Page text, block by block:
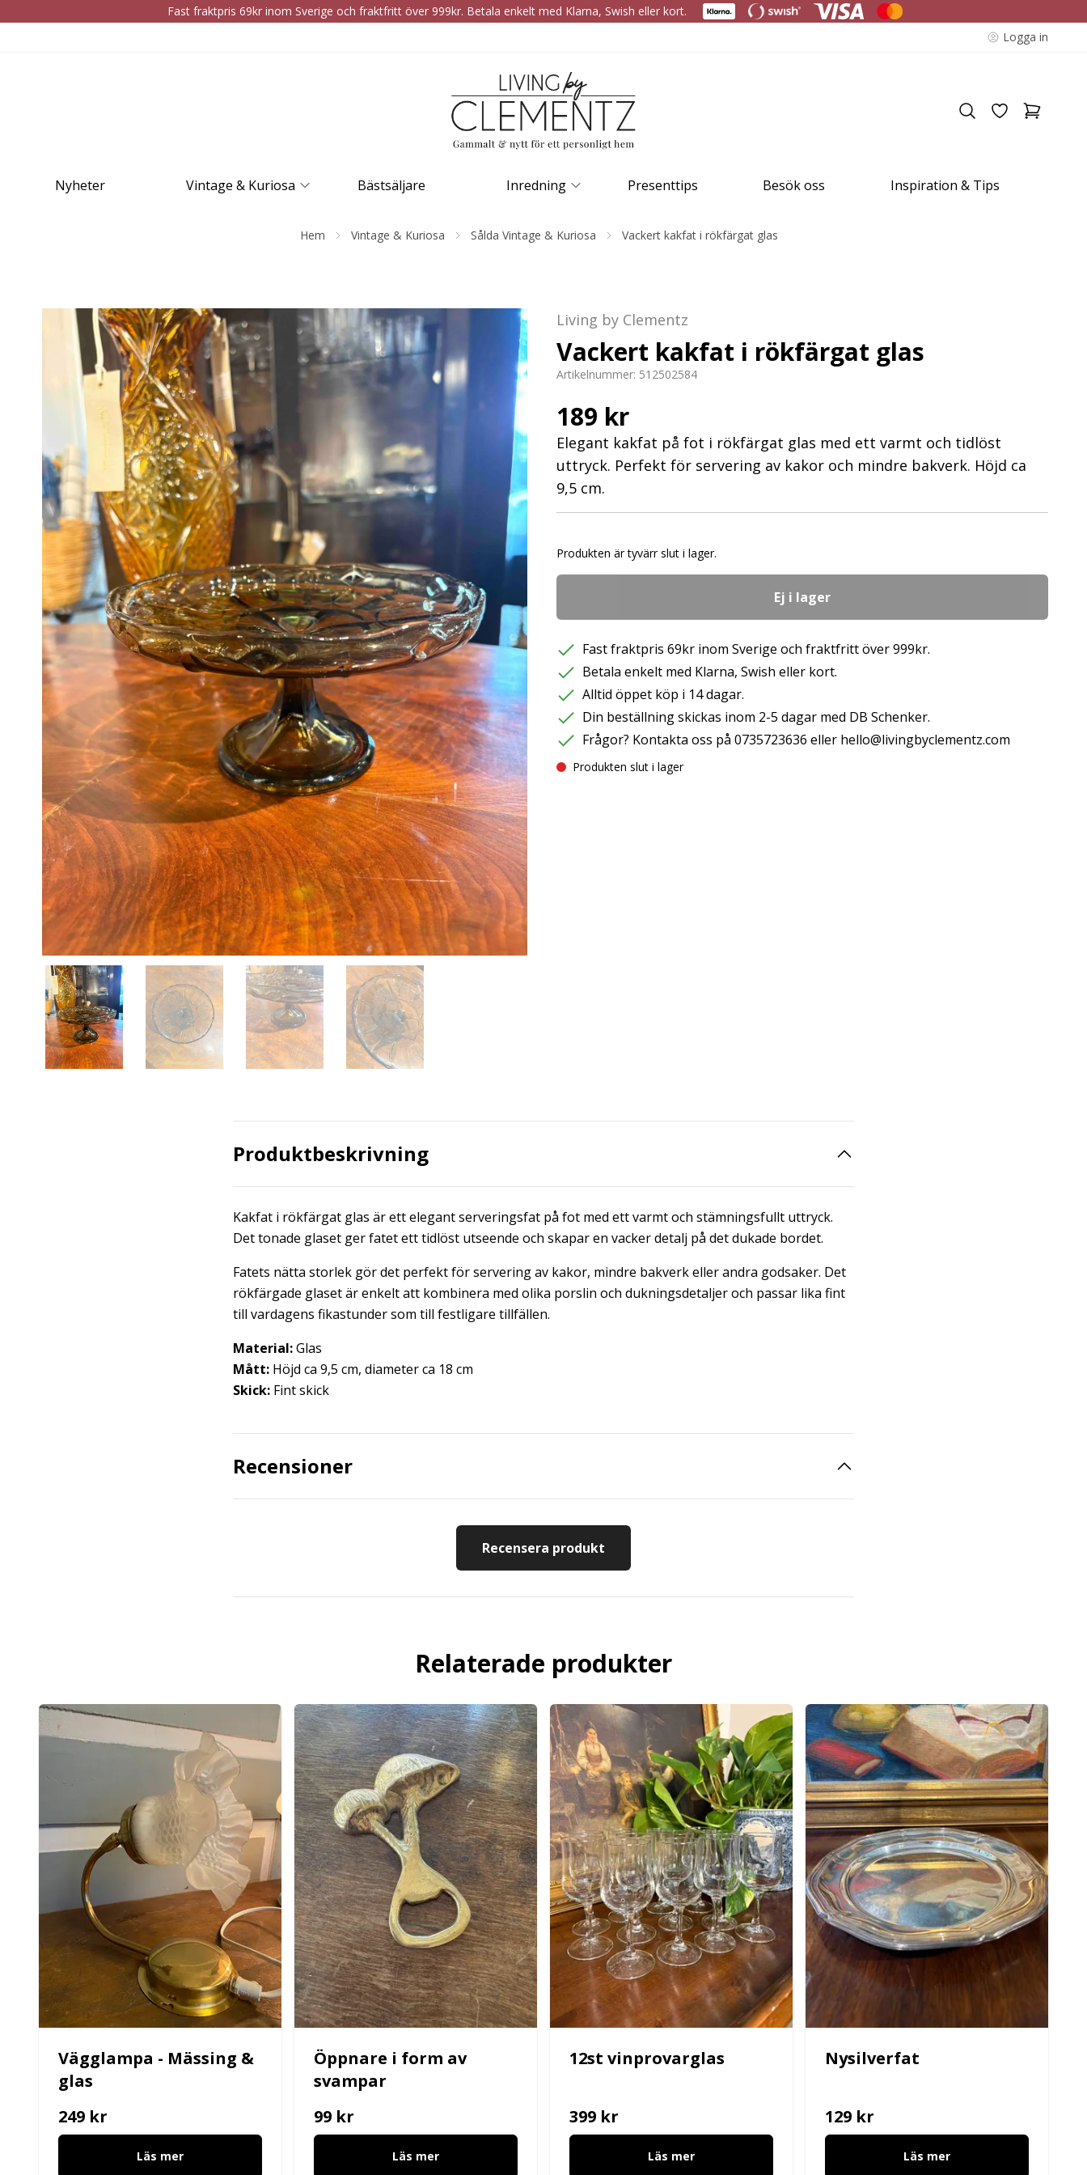
Fast fraktpris 69kr inom Sverige och fraktfritt över 999kr. Betala enkelt med Klarna, Swish eller kort.
Logga in
Nyheter Vintage & Kuriosa Bästsäljare Inredning Presenttips Besök oss Inspiration & Tips
Hem Vintage & Kuriosa Sålda Vintage & Kuriosa Vackert kakfat i rökfärgat glas
Living by Clementz
Vackert kakfat i rökfärgat glas
Artikelnummer: 512502584
189 kr
Elegant kakfat på fot i rökfärgat glas med ett varmt och tidlöst
uttryck. Perfekt för servering av kakor och mindre bakverk. Höjd ca
9,5 cm.
Produkten är tyvärr slut i lager.
Ej i lager
Fast fraktpris 69kr inom Sverige och fraktfritt över 999kr.
Betala enkelt med Klarna, Swish eller kort.
Alltid öppet köp i 14 dagar.
Din beställning skickas inom 2-5 dagar med DB Schenker.
Frågor? Kontakta oss på 0735723636 eller hello@livingbyclementz.com
Produkten slut i lager
Produktbeskrivning
Kakfat i rökfärgat glas är ett elegant serveringsfat på fot med ett varmt och stämningsfullt uttryck.
Det tonade glaset ger fatet ett tidlöst utseende och skapar en vacker detalj på det dukade bordet.
Fatets nätta storlek gör det perfekt för servering av kakor, mindre bakverk eller andra godsaker. Det
rökfärgade glaset är enkelt att kombinera med olika porslin och dukningsdetaljer och passar lika fint
till vardagens fikastunder som till festligare tillfällen.
Material:Glas
Mått: Höjd ca 9,5 cm, diameter ca 18 cm
Skick: Fint skick
Recensioner
Recensera produkt
Relaterade produkter
Vägglampa - Mässing &
glas
249 kr
Läs mer
Öppnare i form av
svampar
99 kr
Läs mer
12st vinprovarglas
399 kr
Läs mer
Nysilverfat
129 kr
Läs mer